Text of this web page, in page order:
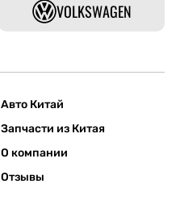
VOLKSWAGEN
Авто Китай
Запчасти из Китая
О компании
Отзывы